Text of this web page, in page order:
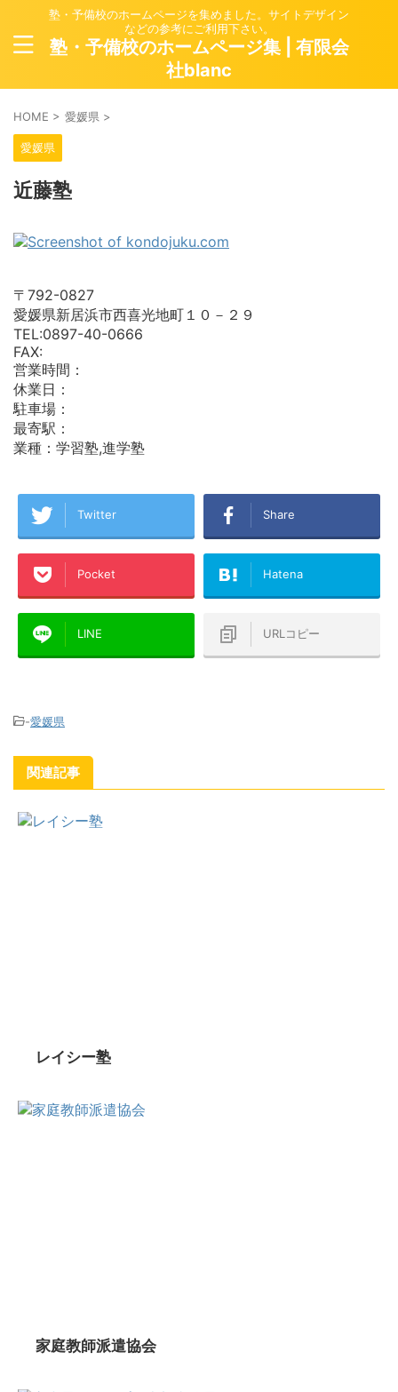
塾・予備校のホームページを集めました。サイトデザイン
などの参考にご利用下さい。
塾・予備校のホームページ集 | 有限会
社blanc
HOME > 愛媛県 >
愛媛県
近藤塾
〒792-0827
愛媛県新居浜市西喜光地町１０－２９
TEL:0897-40-0666
FAX:
営業時間：
休業日：
駐車場：
最寄駅：
業種：学習塾,進学塾
Twitter Share
Pocket Hatena
LINE URLコピー
-愛媛県
関連記事
レイシー塾
家庭教師派遣協会